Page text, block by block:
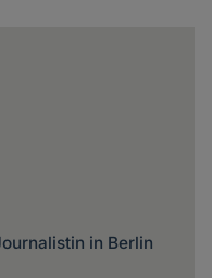
in Berlin